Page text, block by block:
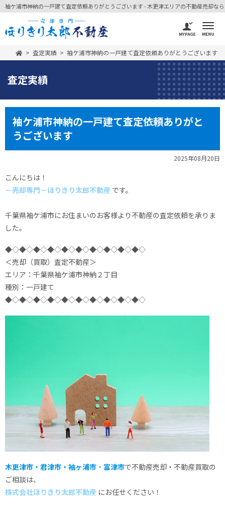
袖ケ浦市神納の一戸建て査定依頼ありがとうございます - 木更津エリアの不動産売却な
査定実績 袖ケ浦市神納の一戸建て査定依頼ありがとうございます
査定実績
袖ケ浦市神納の一戸建て査定依頼ありがと
うございます
2025年08月20日
こんにちは！
－売却専門－ほりきり太郎不動産 です。
千葉県袖ケ浦市にお住まいのお客様より不動産の査定依頼を承りま
した。
◆◇◆◇◆◇◆◇◆◇◆◇◆◇◆◇◆◇◆◇
＜売却（買取）査定不動産＞
エリア：千葉県袖ケ浦市神納２丁目
種別：一戸建て
◆◇◆◇◆◇◆◇◆◇◆◇◆◇◆◇◆◇◆◇
木更津市・君津市・袖ヶ浦市 ・ 富津市で不動産売却・不動産買取の
ご相談は、
株式会社ほりきり太郎不動産 にお任せください！